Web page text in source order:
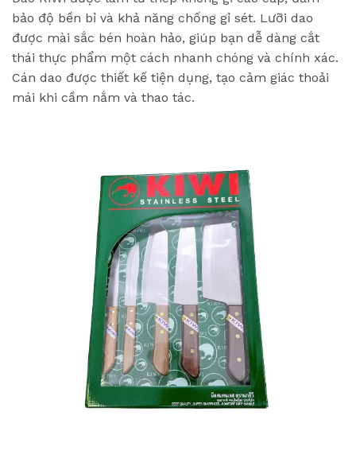
bảo độ bền bỉ và khả năng chống gỉ sét. Lưỡi dao
được mài sắc bén hoàn hảo, giúp bạn dễ dàng cắt
thái thực phẩm một cách nhanh chóng và chính xác.
Cán dao được thiết kế tiện dụng, tạo cảm giác thoải
mái khi cầm nắm và thao tác.